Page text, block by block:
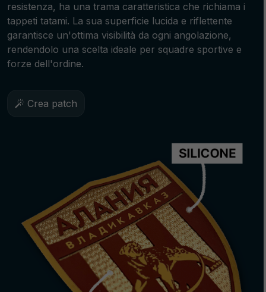
resistenza, ha una trama caratteristica che richiama i
tappeti tatami. La sua superficie lucida e riflettente
garantisce un'ottima visibilità da ogni angolazione,
rendendolo una scelta ideale per squadre sportive e
forze dell'ordine.
Crea patch